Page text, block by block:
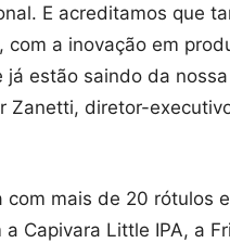
E acreditamos que
com a inovação em
já estão saindo da nossa
Zanetti, diretor-
com mais de 20 rótulos
Capivara Little IPA, a